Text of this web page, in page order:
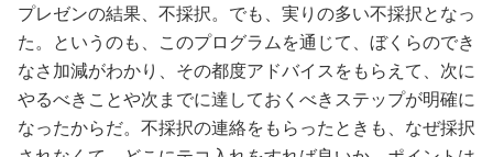
プレゼンの結果、不採択。でも、実りの多い不採択となっ
た。というのも、このプログラムを通じて、ぼくらのでき
なさ加減がわかり、その都度アドバイスをもらえて、次に
やるべきことや次までに達しておくべきステップが明確に
なったからだ。不採択の連絡をもらったときも、なぜ採択